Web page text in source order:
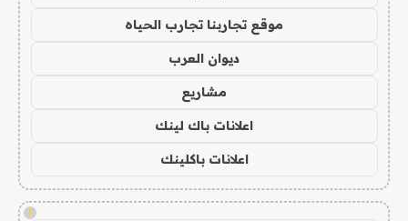
موقع تجاربنا تجارب الحياه
ديوان العرب
مشاريع
اعلانات باك لينك
اعلانات باكلينك
!